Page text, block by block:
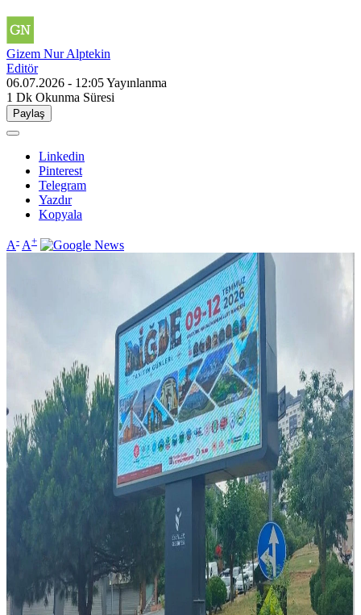
Gizem Nur Alptekin
Editör
06.07.2026 - 12:05Yayınlanma
1 Dk Okunma Süresi
Paylaş
Linkedin
Pinterest
Telegram
Yazdır
Kopyala
A- A+